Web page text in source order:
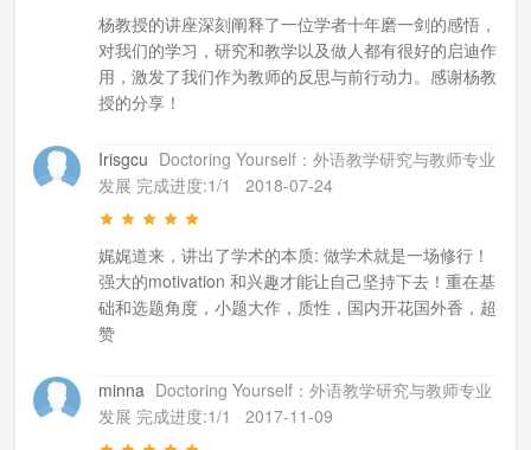
杨教授的讲座深刻阐释了一位学者十年磨一剑的感悟，
对我们的学习，研究和教学以及做人都有很好的启迪作
用，激发了我们作为教师的反思与前行动力。感谢杨教
授的分享！
Irisgcu Doctoring Yourself：外语教学研究与教师专业
发展 完成进度:1/1
2018-07-24
娓娓道来，讲出了学术的本质: 做学术就是一场修行！
强大的motivation 和兴趣才能让自己坚持下去！重在基
础和选题角度，小题大作，质性，国内开花国外香，超
赞
minna Doctoring Yourself：外语教学研究与教师专业
发展 完成进度:1/1
2017-11-09